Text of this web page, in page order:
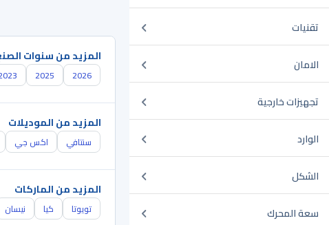
تقنيات
الامان
تجهيزات خارجية
الوارد
الشكل
سعة المحرك
المزيد من سنوات
2026
2025
المزيد من الموديلات
سنتافي اكس جي
المزيد من الماركات
تويوتا كيا نيسان